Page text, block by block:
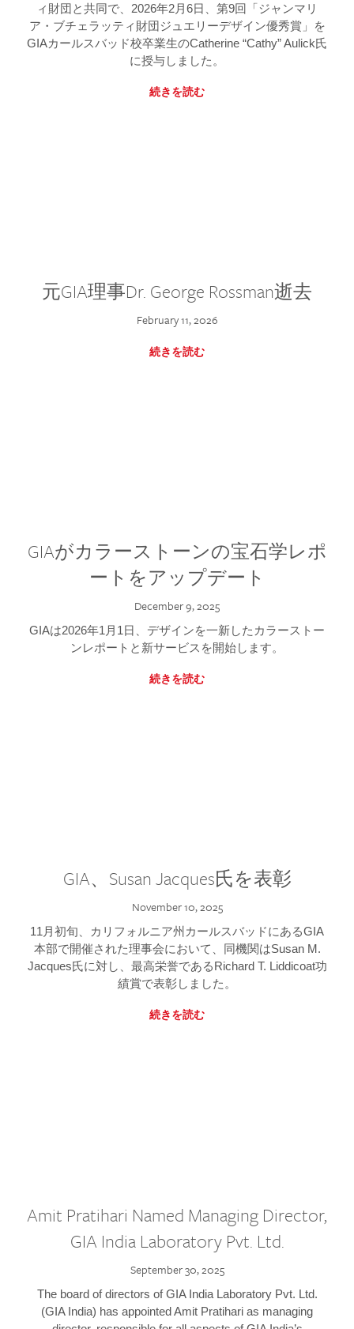
ィ財団と共同で、2026年2月6日、第9回「ジャンマリ
ア・ブチェラッティ財団ジュエリーデザイン優秀賞」を
GIAカールスバッド校卒業生のCatherine “Cathy” Aulick氏
に授与しました。
続きを読む
元GIA理事Dr. George Rossman逝去
February 11, 2026
続きを読む
GIAがカラーストーンの宝石学レポ
ートをアップデート
December 9, 2025
GIAは2026年1月1日、デザインを一新したカラーストー
ンレポートと新サービスを開始します。
続きを読む
GIA、Susan Jacques氏を表彰
November 10, 2025
11月初旬、カリフォルニア州カールスバッドにあるGIA
本部で開催された理事会において、同機関はSusan M.
Jacques氏に対し、最高栄誉であるRichard T. Liddicoat功
績賞で表彰しました。
続きを読む
Amit Pratihari Named Managing Director,
GIA India Laboratory Pvt. Ltd.
September 30, 2025
The board of directors of GIA India Laboratory Pvt. Ltd.
(GIA India) has appointed Amit Pratihari as managing